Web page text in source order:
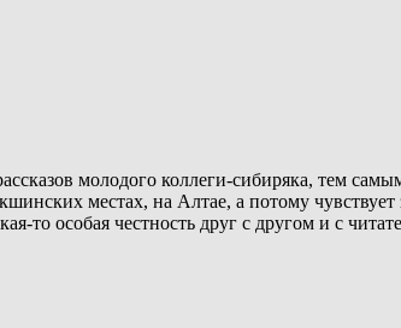
молодого коллеги-сибиряка, тем
местах, на Алтае, а потому
то особая честность друг с другом и с